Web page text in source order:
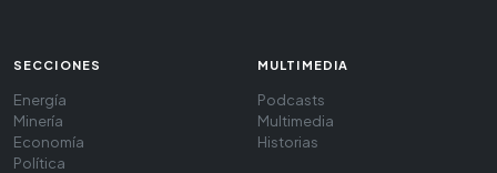
SECCIONES
Energía
Minería
Economía
Política
MULTIMEDIA
Podcasts
Multimedia
Historias